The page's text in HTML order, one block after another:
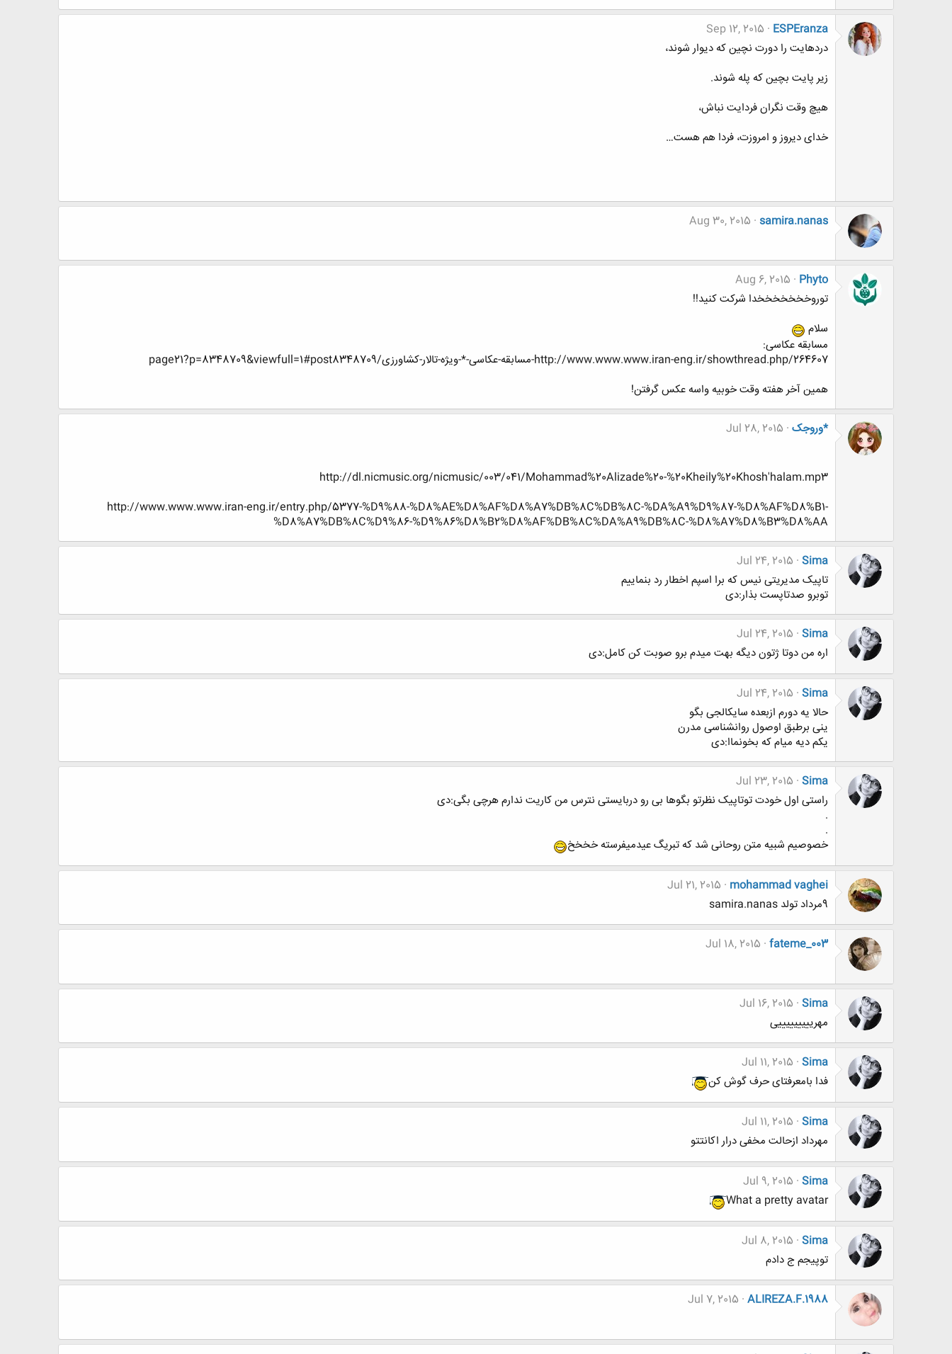
ESPEranza
Sep 12, 2015
دردهایت را دورت نچین که دیوار شوند،
زیر پایت بچین که پله شوند.
هیچ وقت نگران فردایت نباش،
خدای دیروز و امروزت، فردا هم هست…
samira.nanas
Aug 30, 2015
Phyto
Aug 6, 2015
توروخخخخخخخدا شرکت کنید!!
سلام
مسابقه عکاسی:
http://www.www.www.iran-eng.ir/showthread.php/264607-مسابقه-عکاسی-*-ویژه-تالار-کشاورزی/page21?p=8348709&viewfull=1#post8348709
همین آخر هفته وقت خوبیه واسه عکس گرفتن!
*وروجک Jul 28, 2015
http://dl.nicmusic.org/nicmusic/003/041/Mohammad%20Alizade%20-%20Kheily%20Khosh'halam.mp3
http://www.www.www.iran-eng.ir/entry.php/5377-%D9%88-%D8%AE%D8%AF%D8%A7%DB%8C%DB%8C-%DA%A9%D9%87-%D8%AF%D8%B1-
%D8%A7%DB%8C%D9%86-%D9%86%D8%B2%D8%AF%DB%8C%DA%A9%DB%8C-%D8%A7%D8%B3%D8%AA
Sima
Jul 24, 2015
تاپیک مدیریتی نیس که برا اسپم اخطار رد بنماییم
توبرو صدتاپست بذار:دی
Sima
Jul 24, 2015
اره من دوتا ژتون دیگه بهت میدم برو صوبت کن کامل:دی
Sima
Jul 24, 2015
حالا یه دورم ازبعده سایکالجی بگو
ینی برطبق اوصول روانشناسی مدرن
یکم دیه میام که بخونماا:دی
Sima
Jul 23, 2015
راستی اول خودت توتاپیک نظرتو بگوها بی رو دربایستی نترس من کاریت ندارم هرچی بگی:دی
.
.
خصوصیم شبیه متن روحانی شد که تبریگ عیدمیفرسته خخخخ
mohammad vaghei
Jul 21, 2015
9مرداد تولد samira.nanas
fateme_003
Jul 18, 2015
Sima
Jul 16, 2015
مهریییییییییی
Sima
Jul 11, 2015
فدا بامعرفتای حرف گوش کن
Sima
Jul 11, 2015
مهرداد ازحالت مخفی درار اکانتتو
Sima
Jul 9, 2015
What a pretty avatar
Sima
Jul 8, 2015
توپیجم ج دادم
ALIREZA.F.1988
Jul 7, 2015